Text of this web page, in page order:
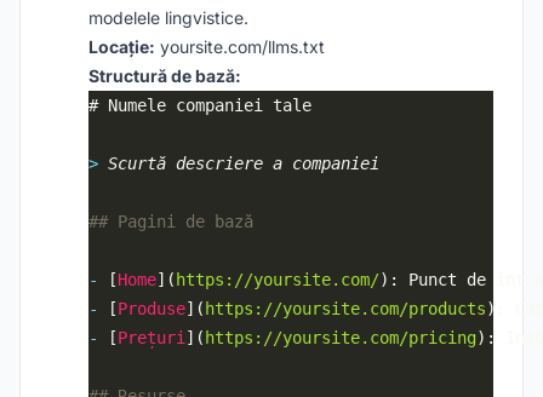
modelele lingvistice.
Locație: yoursite.com/llms.txt
Structură de bază:
>
- [Home]( https://yoursite.com/
-
[Produse]( https://yoursite.com/products
-
[Prețuri ]( https://yoursite.com/pricing